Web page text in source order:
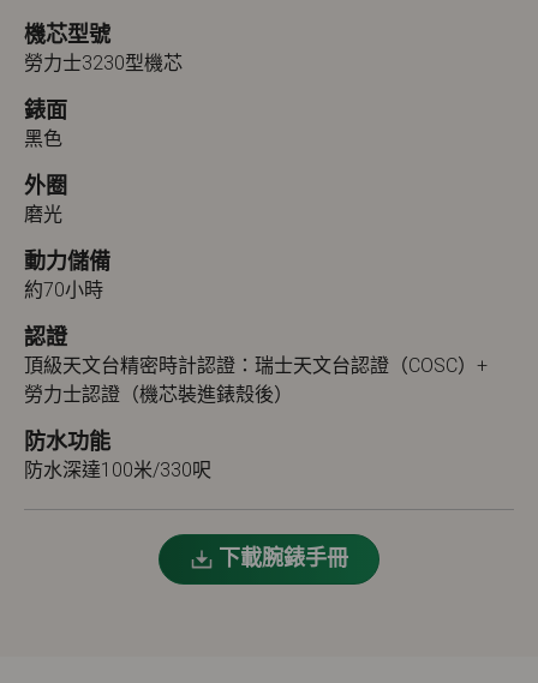
機芯型號
勞力士3230型機芯
錶面
黑色
外圈
磨光
動力儲備
約70小時
認證
頂級天文台精密時計認證：瑞士天文台認證（COSC）+
勞力士認證（機芯裝進錶殼後）
防水功能
防水深達100米/330呎
下載腕錶手冊